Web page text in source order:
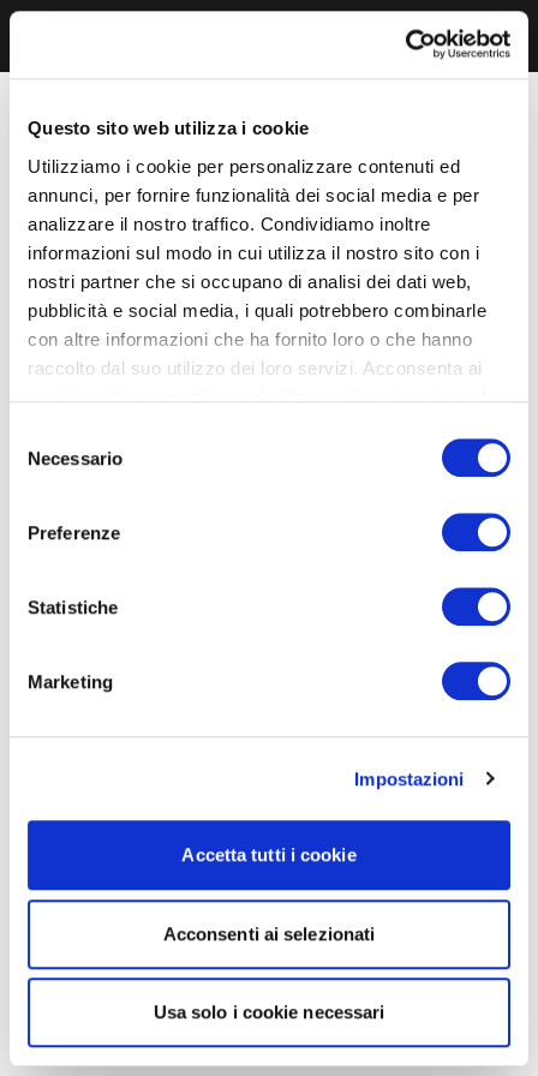
Questo sito web utilizza i cookie
Utilizziamo i cookie per personalizzare contenuti ed
annunci, per fornire funzionalità dei social media e per
analizzare il nostro traffico. Condividiamo inoltre
informazioni sul modo in cui utilizza il nostro sito con i
nostri partner che si occupano di analisi dei dati web,
pubblicità e social media, i quali potrebbero combinarle
con altre informazioni che ha fornito loro o che hanno
raccolto dal suo utilizzo dei loro servizi. Acconsenta ai
delNecessario
Preferenze
Statistiche
Marketing
Impostazioni
Accetta tutti i cookie
Acconsenti ai selezionati
Usa solo i cookie necessari